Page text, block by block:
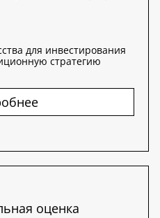
для инвестирования
стратегию
оценка